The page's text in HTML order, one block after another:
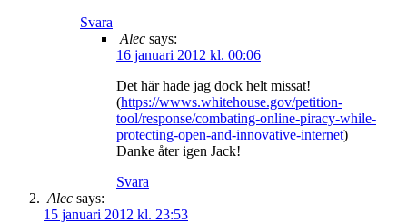
Svara
Alec says:
16 januari 2012 kl. 00:06
Det här hade jag dock helt missat!
(https://wwws.whitehouse.gov/petition-
tool/response/combating-online-piracy-while-
protecting-open-and-innovative-internet)
Danke åter igen Jack!
Svara
Alec says:
15 januari 2012 kl. 23:53